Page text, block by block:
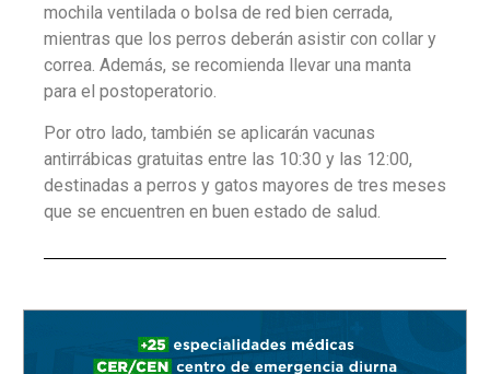
mochila ventilada o bolsa de red bien cerrada,
mientras que los perros deberán asistir con collar y
correa. Además, se recomienda llevar una manta
para el postoperatorio.
Por otro lado, también se aplicarán vacunas
antirrábicas gratuitas entre las 10:30 y las 12:00,
destinadas a perros y gatos mayores de tres meses
que se encuentren en buen estado de salud.